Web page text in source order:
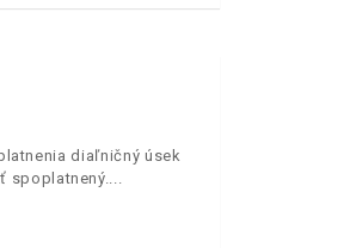
diaľničný úsek
spoplatnený.